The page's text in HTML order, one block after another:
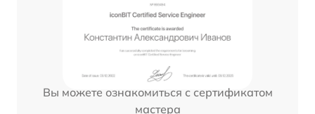
Вы можете ознакомиться с сертификатом
мастера